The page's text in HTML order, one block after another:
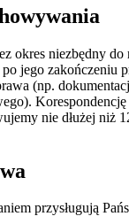
okres niezbędny
jego zakończeniu
(np.
nie dłużej niż
przysługują